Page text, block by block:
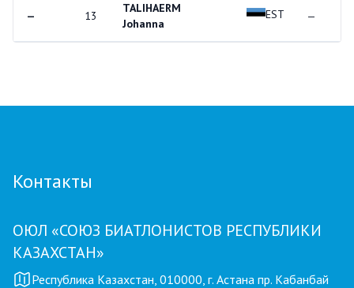
— 13
TALIHAERM
Johanna
EST —
Контакты
ОЮЛ «СОЮЗ БИАТЛОНИСТОВ РЕСПУБЛИКИ
КАЗАХСТАН»
Республика Казахстан, 010000, г. Астана пр. Кабанбай